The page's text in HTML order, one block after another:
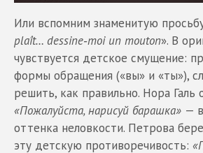
Или вспомним знаменитую
plaît… dessine‑moi un mouton». В
чувствуется детское смущение:
формы обращения («вы» и «ты»),
решить, как правильно. Нора Галь
«Пожалуйста, нарисуй барашка» —
оттенка неловкости. Петрова
эту детскую противоречивость: